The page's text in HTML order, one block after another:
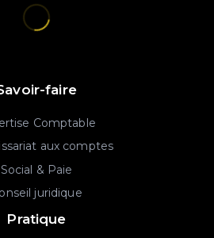
faire
Comptable
aux comptes
Social & Paie
juridique
Pratique